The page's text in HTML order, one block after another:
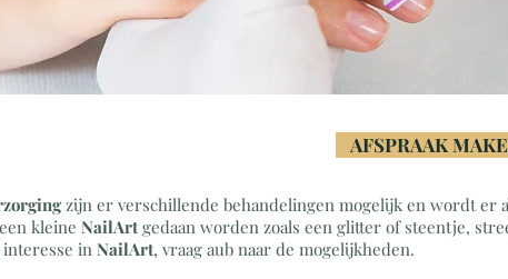
AFSPRAAK
zijn er verschillende behandelingen mogelijk en wordt er
kleine NailArt gedaan worden zoals een glitter of steentje,
in NailArt, vraag aub naar de mogelijkheden.